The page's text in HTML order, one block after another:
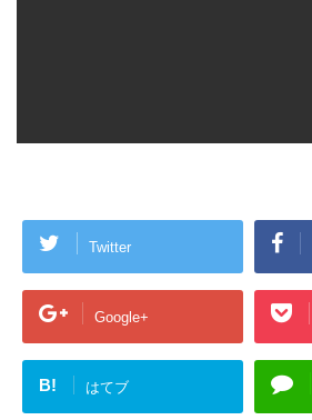
Twitter
Google+
B! はてブ